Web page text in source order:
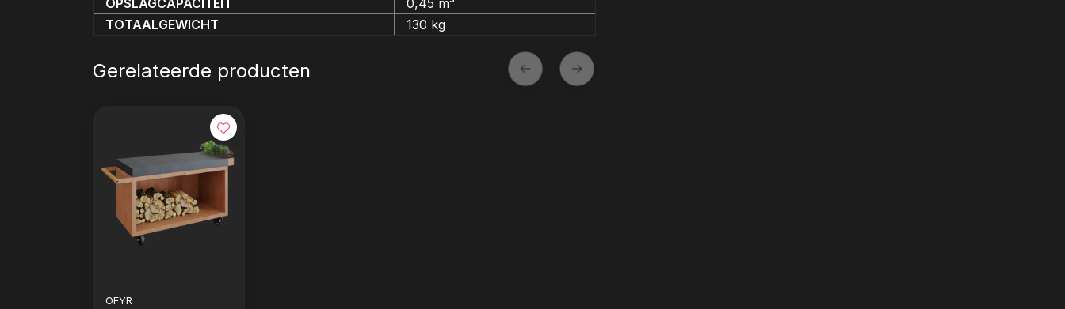
TOTAALGEWICHT
130 kg
Gerelateerde producten
OFYR